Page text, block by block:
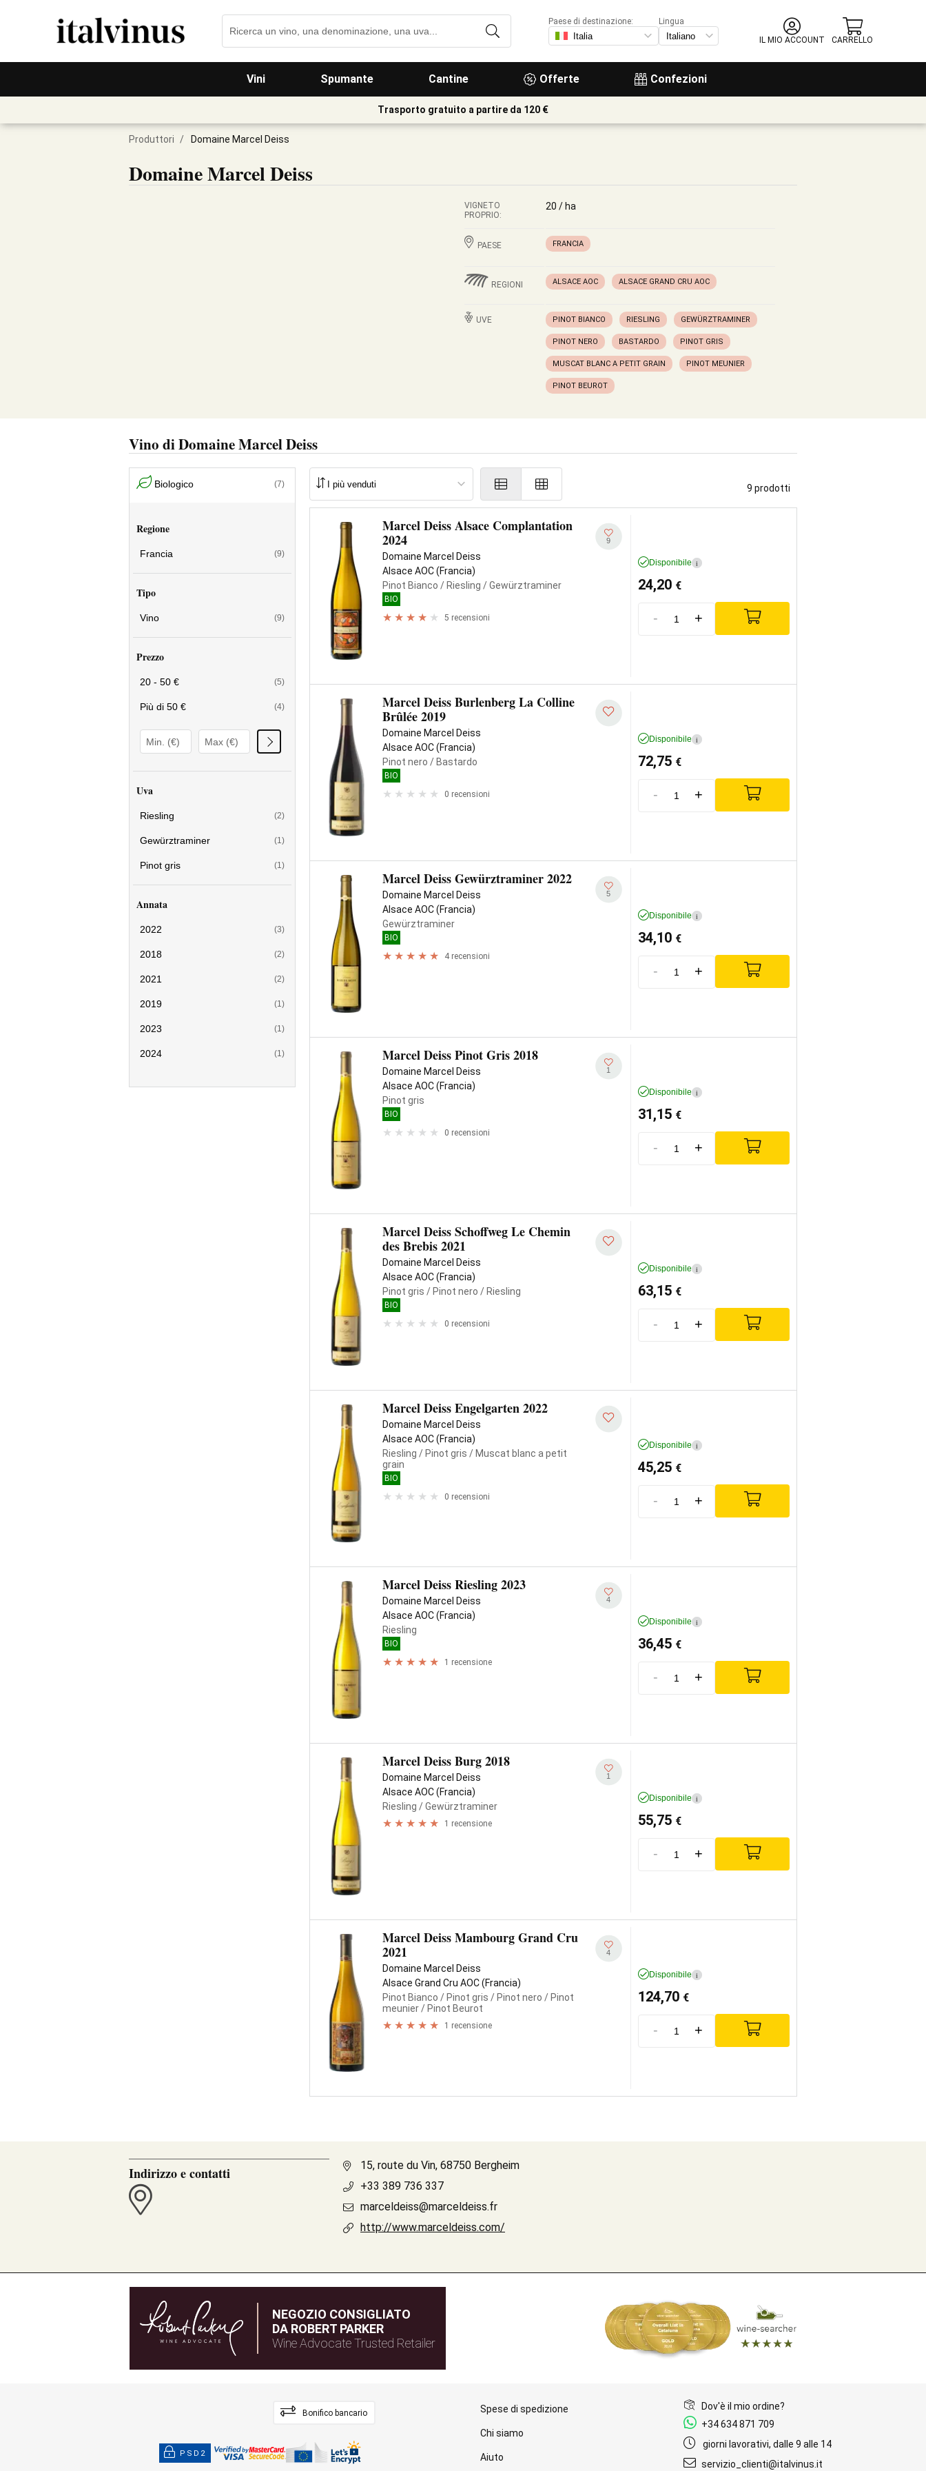
Vini Spumante Cantine Offerte Confezioni
Paese di destinazione:
Lingua
IL MIO ACCOUNT
CARRELLO
Trasporto gratuito a partire da 120 €
Produttori / Domaine Marcel Deiss
Domaine Marcel Deiss
VIGNETO
PROPRIO:
20 / ha
PAESE FRANCIA
REGIONI ALSACE AOC ALSACE GRAND CRU AOC
UVE PINOT BIANCO RIESLING GEWÜRZTRAMINER
PINOT NERO BASTARDO PINOT GRIS
MUSCAT BLANC A PETIT GRAIN PINOT MEUNIER
PINOT BEUROT
Vino di Domaine Marcel Deiss
Biologico (7)
Regione
Francia (9)
Tipo
Vino (9)
Prezzo
20 - 50 € (5)
Più di 50 € (4)
Uva
Riesling (2)
Gewürztraminer (1)
Pinot gris (1)
Annata
2022 (3)
2018 (2)
2021 (2)
2019 (1)
2023 (1)
2024 (1)
9 prodotti
Marcel Deiss Alsace Complantation
2024
Domaine Marcel Deiss
Alsace AOC (Francia)
Pinot Bianco / Riesling / Gewürztraminer
BIO
5 recensioni
9
Disponibile i
24,20 €
- +
Marcel Deiss Burlenberg La Colline
Brûlée 2019
Domaine Marcel Deiss
Alsace AOC (Francia)
Pinot nero / Bastardo
BIO
0 recensioni
Disponibile i
72,75 €
- +
Marcel Deiss Gewürztraminer 2022
Domaine Marcel Deiss
Alsace AOC (Francia)
Gewürztraminer
BIO
4 recensioni
5
Disponibile i
34,10 €
- +
Marcel Deiss Pinot Gris 2018
Domaine Marcel Deiss
Alsace AOC (Francia)
Pinot gris
BIO
0 recensioni
1
Disponibile i
31,15 €
- +
Marcel Deiss Schoffweg Le Chemin
des Brebis 2021
Domaine Marcel Deiss
Alsace AOC (Francia)
Pinot gris / Pinot nero / Riesling
BIO
0 recensioni
Disponibile i
63,15 €
- +
Marcel Deiss Engelgarten 2022
Domaine Marcel Deiss
Alsace AOC (Francia)
Riesling / Pinot gris / Muscat blanc a petit
grain
BIO
0 recensioni
Disponibile i
45,25 €
- +
Marcel Deiss Riesling 2023
Domaine Marcel Deiss
Alsace AOC (Francia)
Riesling
BIO
1 recensione
4
Disponibile i
36,45 €
- +
Marcel Deiss Burg 2018
Domaine Marcel Deiss
Alsace AOC (Francia)
Riesling / Gewürztraminer
1 recensione
1
Disponibile i
55,75 €
- +
Marcel Deiss Mambourg Grand Cru
2021
Domaine Marcel Deiss
Alsace Grand Cru AOC (Francia)
Pinot Bianco / Pinot gris / Pinot nero / Pinot
meunier/ Pinot Beurot
1 recensione
4
Disponibile i
124,70 €
- +
Indirizzo e contatti
15, route du Vin, 68750 Bergheim
+33 389 736 337
marceldeiss@marceldeiss.fr
http://www.marceldeiss.com/
NEGOZIO CONSIGLIATO
DA ROBERT PARKER
Wine Advocate Trusted Retailer
Bonifico bancario
PSD2
Spese di spedizione
Chi siamo
Aiuto
Dov'è il mio ordine?
+34 634 871 709
giorni lavorativi, dalle 9 alle 14
servizio_clienti@italvinus.it